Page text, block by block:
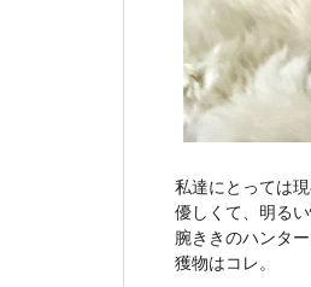
私達にとっては
優しくて、明る
腕ききのハンタ
獲物はコレ。